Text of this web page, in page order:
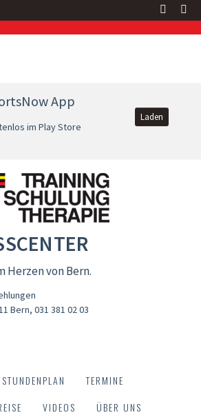
App
im Play Store
Laden
Herzen von Bern.
Bern, 031 381 02 03
STUNDENPLAN
TERMINE
VIDEOS
ÜBER UNS